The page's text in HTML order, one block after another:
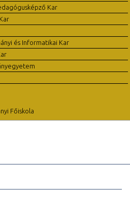
Kar
és Informatikai Kar
Főiskola